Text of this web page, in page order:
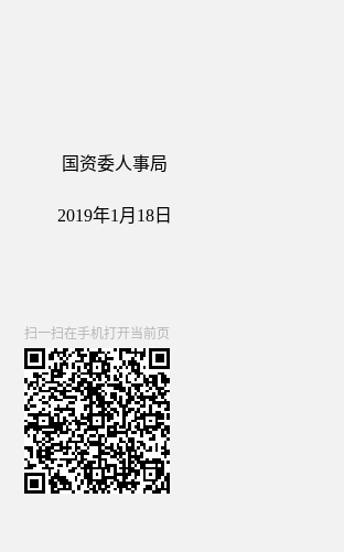
国资委人事局
2019年1月18日
扫一扫在手机打开当前页